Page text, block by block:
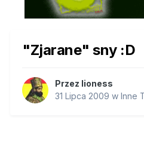
"Zjarane" sny :D
Przez lioness
31 Lipca 2009 w Inne